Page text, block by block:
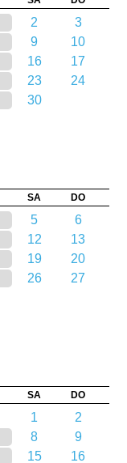
2
3
9
10
16
17
23
24
30
SA DO
5
6
12
13
19
20
26
27
SA DO
1
2
8
9
15
16